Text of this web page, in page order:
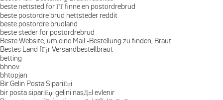
beste nettsted for ГҐ finne en postordrebrud
beste postordre brud nettsteder reddit
beste postordre brudland
beste steder for postordrebrud
Beste Website, um eine Mail -Bestellung zu finden, Braut
Bestes Land fГјr Versandbestellbraut
betting
bhnov
bhtopjan
Bir Gelin Posta SipariЕџi
bir posta sipariЕџi gelini nasД±l evlenir